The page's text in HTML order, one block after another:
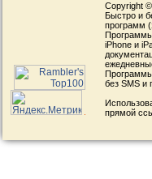
Copyright
Быстро и
программ
Программы
iPhone и
без SMS и
прямой